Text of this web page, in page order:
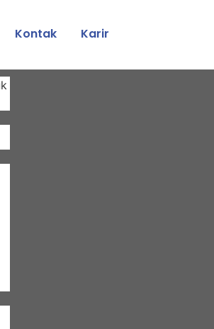
Kontak Karir